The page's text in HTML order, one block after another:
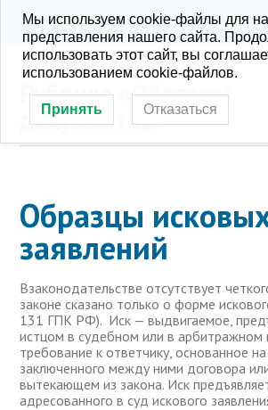
KONRA.RU
Рубрика «Образцы
документов»
Образцы
заявлений
Взаконодательстве отсутствует
законе сказано только о форме
131 ГПК РФ). Иск — выдвигаемое,
истцом в судебном или в арбитражном
требование к ответчику, основанное
заключенного между ними договора
вытекающем из закона. Иск
адресованного в суд искового
Мы используем cookie-файлы для
представления нашего сайта.
использовать этот сайт, вы
использованием cookie-файлов.
Принять Отказаться